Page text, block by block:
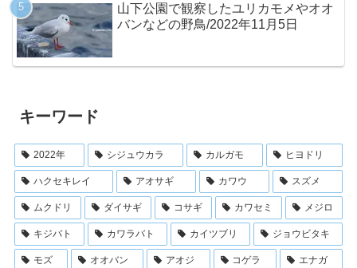
山下公園で観察したユリカモメやオオ
バンなどの野鳥/2022年11月5日
キーワード
2022年 シジュウカラ カルガモ ヒヨドリ
ハクセキレイ アオサギ カワウ スズメ
ムクドリ ダイサギ コサギ カワセミ メジロ
キジバト カワラバト カイツブリ ジョウビタキ
モズ オオバン アオジ コゲラ エナガ